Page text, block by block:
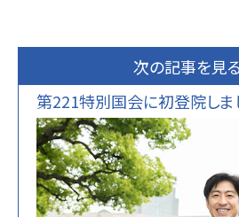
次の記事を見る
第221特別国会に初登院しま